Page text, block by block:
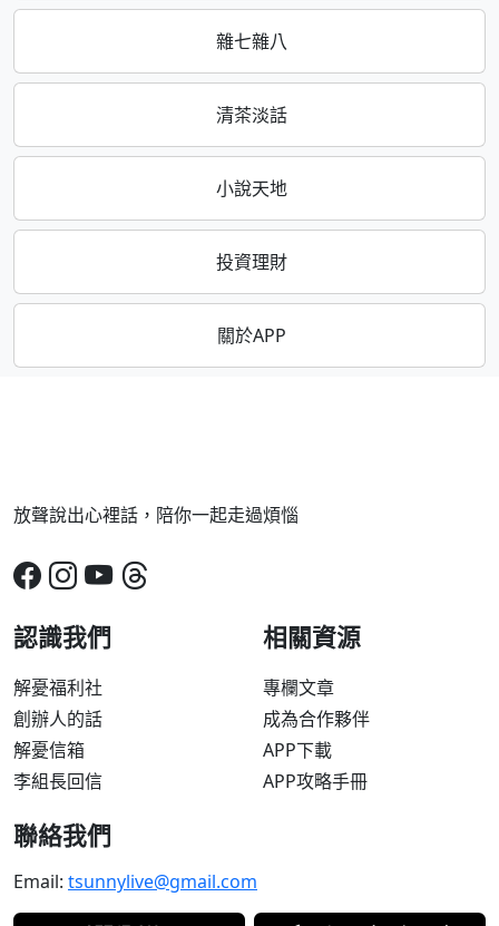
雜七雜八
清茶淡話
小說天地
投資理財
關於APP
放聲說出心裡話，陪你一起走過煩惱
認識我們
解憂福利社
創辦人的話
解憂信箱
李組長回信
相關資源
專欄文章
成為合作夥伴
APP下載
APP攻略手冊
聯絡我們
Email: tsunnylive@gmail.com